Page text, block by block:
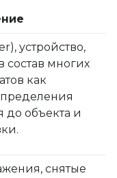
устройство,
состав многих
как
до объекта и
снятые